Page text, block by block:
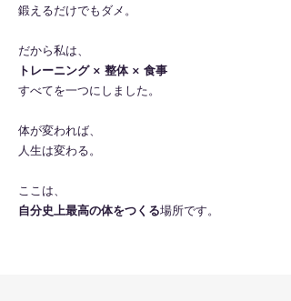
鍛えるだけでもダメ。
だから私は、
トレーニング × 整体 × 食事
すべてを一つにしました。
体が変われば、
人生は変わる。
ここは、
自分史上最高の体をつくる場所です。